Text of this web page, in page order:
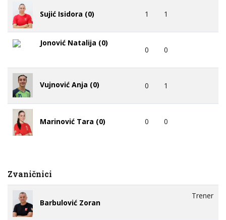
Sujić Isidora (0) 1 1
Jonović Natalija (0)
0 0
Vujnović Anja (0) 0 1
Marinović Tara (0) 0 0
Zvaničnici
Barbulović Zoran
Trener